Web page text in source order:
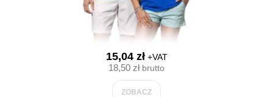
15,04 zł+VAT
18,50 złbrutto
ZOBACZ